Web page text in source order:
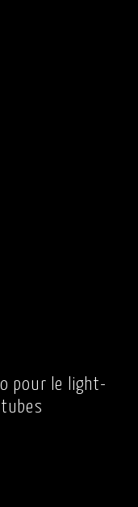
pour le light-